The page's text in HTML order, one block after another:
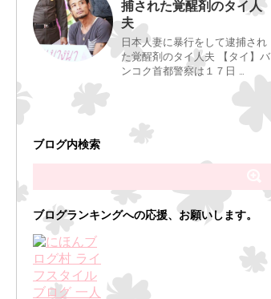
捕された覚醒剤のタイ人
夫
日本人妻に暴行をして逮捕され
た覚醒剤のタイ人夫 【タイ】バ
ンコク首都警察は１７日 …
ブログ内検索
ブログランキングへの応援、お願いします。